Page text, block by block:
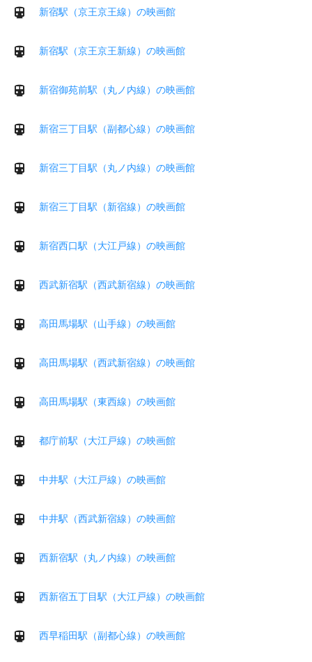
新宿駅（京王京王線）の映画館
新宿駅（京王京王新線）の映画館
新宿御苑前駅（丸ノ内線）の映画館
新宿三丁目駅（副都心線）の映画館
新宿三丁目駅（丸ノ内線）の映画館
新宿三丁目駅（新宿線）の映画館
新宿西口駅（大江戸線）の映画館
西武新宿駅（西武新宿線）の映画館
高田馬場駅（山手線）の映画館
高田馬場駅（西武新宿線）の映画館
高田馬場駅（東西線）の映画館
都庁前駅（大江戸線）の映画館
中井駅（大江戸線）の映画館
中井駅（西武新宿線）の映画館
西新宿駅（丸ノ内線）の映画館
西新宿五丁目駅（大江戸線）の映画館
西早稲田駅（副都心線）の映画館